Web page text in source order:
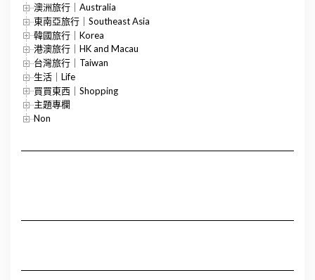
澳洲旅行｜Australia
東南亞旅行｜Southeast Asia
韓國旅行｜Korea
港澳旅行｜HK and Macau
台灣旅行｜Taiwan
生活｜Life
買買東西｜Shopping
主題專欄
Non